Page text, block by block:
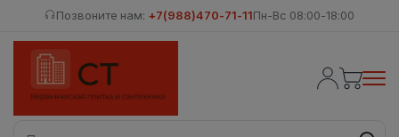
Позвоните нам: +7(988)470-71-11Пн-Вс 08:00-18:00